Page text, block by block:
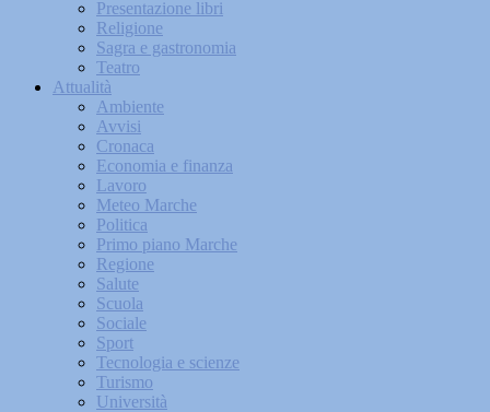
Presentazione libri
Religione
Sagra e gastronomia
Teatro
Attualità
Ambiente
Avvisi
Cronaca
Economia e finanza
Lavoro
Meteo Marche
Politica
Primo piano Marche
Regione
Salute
Scuola
Sociale
Sport
Tecnologia e scienze
Turismo
Università